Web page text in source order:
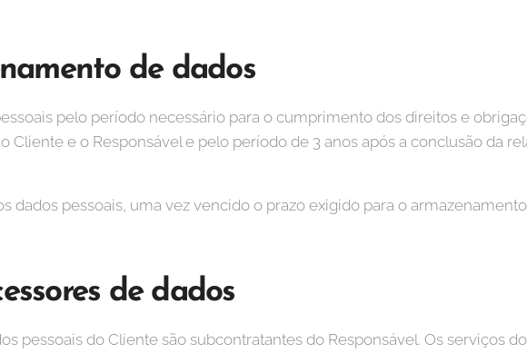
de dados
pelo período necessário para o cumprimento dos direitos e
Cliente e o Responsável e pelo período de 3 anos após a conclusão da
dados pessoais, uma vez vencido o prazo exigido para o
de dados
pessoais do Cliente são subcontratantes do Responsável. Os serviços